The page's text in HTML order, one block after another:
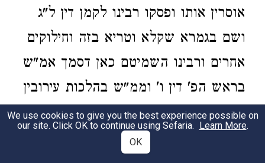
אוסרין אותו ופסקו רבינו לקמן דין ל"ג
ושם בגמרא שקלא וטריא בזה וחילוקים
אחרים ורבינו השמיטם כאן דסמך אמ"ש
בראש הפ' דין ו' וממ"ש בהלכות עירובין
וכ"כ מרן ז"ל. והרב המגיד ז"ל כתב
שאין דברים הללו מצויין להאריך בהם
We use cookies to give you the best experience possible on
our site. Click OK to continue using Sefaria. Learn More.
OK